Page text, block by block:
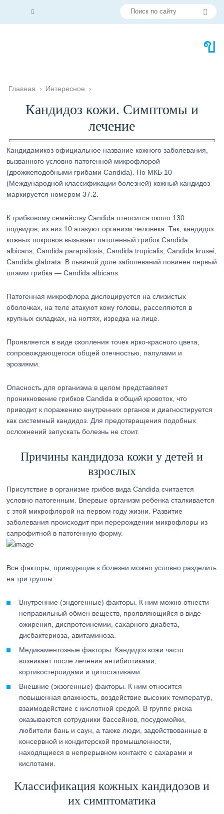
Главная › Интересное ›
Кандидоз кожи. Симптомы и
лечение
Кандидамикоз официальное название кожного заболевания,
вызванного условно патогенной микрофлорой
(дрожжеподобными грибами Candida). По МКБ 10
(Международной классификации болезней) кожный кандидоз
маркируется номером 37.2.
К грибковому семейству Candida относится около 130
подвидов, из них 10 атакуют организм человека. Так, кандидоз
кожных покровов вызывает патогенный грибок Candida
albicans, Candida parapsilosis, Candida tropicalis, Candida krusei,
Candida glabrata. В львиной доле заболеваний повинен первый
штамм грибка — Candida albicans.
Патогенная микрофлора дислоцируется на слизистых
оболочках, на теле атакуют кожу головы, расселяются в
крупных складках, на ногтях, изредка на лице.
Проявляется в виде скопления точек ярко-красного цвета,
сопровождающегося общей отечностью, папулами и
эрозиями.
Опасность для организма в целом представляет
проникновение грибков Candida в общий кровоток, что
приводит к поражению внутренних органов и диагностируется
как системный кандидоз. Для предотвращения подобных
осложнений запускать болезнь не стоит.
Причины кандидоза кожи у детей и
взрослых
Присутствие в организме грибов вида Candida считается
условно патогенным. Впервые организм ребенка сталкивается
с этой микрофлорой на первом году жизни. Развитие
заболевания происходит при перерождении микрофлоры из
сапрофитной в патогенную форму.
Все факторы, приводящие к болезни можно условно разделить
на три группы:
Внутренние (эндогенные) факторы. К ним можно отнести
неправильный обмен веществ, проявляющийся в виде
ожирения, диспротеинемии, сахарного диабета,
дисбактериоза, авитаминоза.
Медикаментозные факторы. Кандидоз кожи часто
возникает после лечения антибиотиками,
кортикостероидами и цитостатиками.
Внешние (экзогенные) факторы. К ним относится
повышенная влажность, воздействие высоких температур,
взаимодействие с кислотной средой. В группе риска
оказываются сотрудники бассейнов, посудомойки,
любители бань и саун, а также люди, задействованные в
консервной и кондитерской промышленности,
находящиеся в непрерывном контакте с сахарами и
кислотами.
Классификация кожных кандидозов и
их симптоматика